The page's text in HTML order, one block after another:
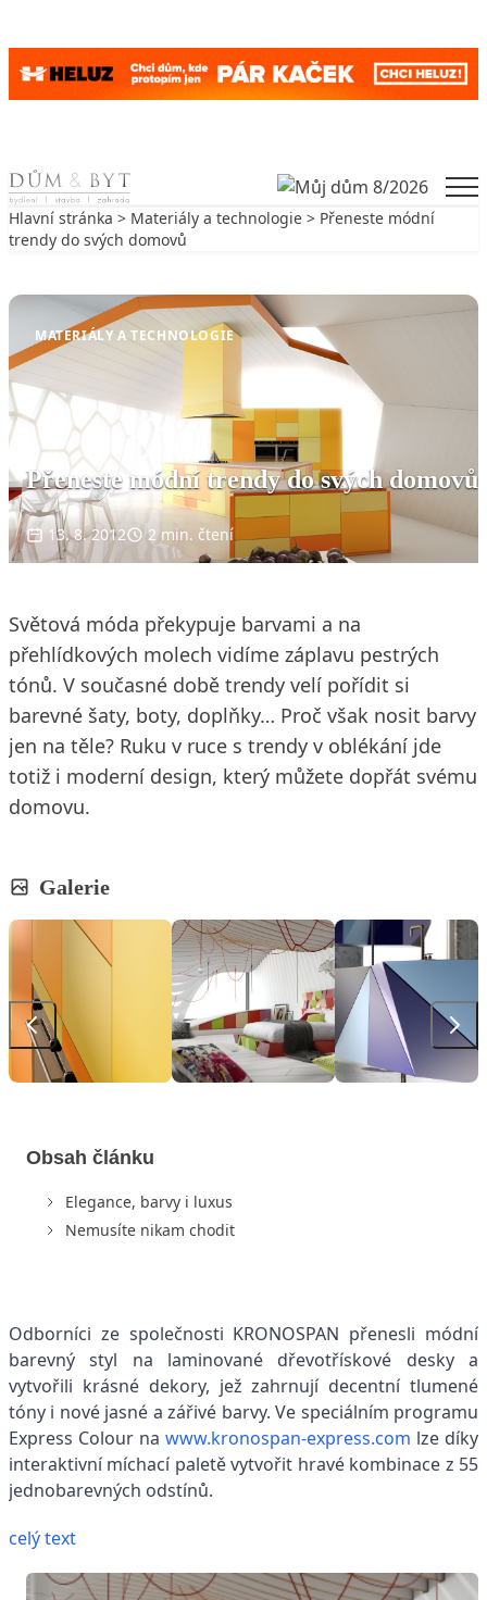
Skip to content
Hlavní stránka > Materiály a technologie > Přeneste módní
trendy do svých domovů
MATERIÁLY A TECHNOLOGIE
Přeneste módní trendy do svých domovů
13. 8. 2012 2 min. čtení
Světová móda překypuje barvami a na
přehlídkových molech vidíme záplavu pestrých
tónů. V současné době trendy velí pořídit si
barevné šaty, boty, doplňky… Proč však nosit barvy
jen na těle? Ruku v ruce s trendy v oblékání jde
totiž i moderní design, který můžete dopřát svému
domovu.
Galerie
Obsah článku
Elegance, barvy i luxus
Nemusíte nikam chodit
Odborníci ze společnosti KRONOSPAN přenesli módní
barevný styl na laminované dřevotřískové desky a
vytvořili krásné dekory, jež zahrnují decentní tlumené
tóny i nové jasné a zářivé barvy. Ve speciálním programu
Express Colour na www.kronospan-express.com lze díky
interaktivní míchací paletě vytvořit hravé kombinace z 55
jednobarevných odstínů.
celý text